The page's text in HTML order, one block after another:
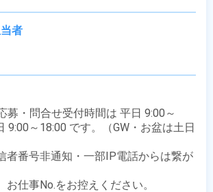
者
募・問合せ受付時間は 平日 9:00～
9:00～18:00 です。（GW・お盆は土日
者番号非通知・一部IP電話からは繋が
お仕事No.をお控えください。